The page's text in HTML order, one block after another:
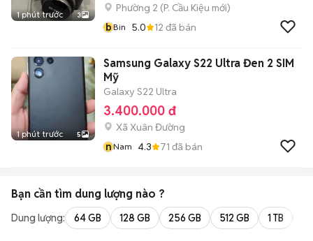
1 phút trước 3
Phường 2 (P. Cầu Kiệu mới)
bBin 5.0 12 đã bán
1 phút trước 5
Samsung Galaxy S22 Ultra Đen 2 SIM
Mỹ
Galaxy S22 Ultra
3.400.000 đ
Xã Xuân Đường
nNam 4.3 71 đã bán
Bạn cần tìm dung lượng nào ?
Dung lượng: 64 GB 128 GB 256 GB 512 GB 1 TB